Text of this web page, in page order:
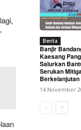
Berita
Banjir
Kaesang
Salurkan
Serukan
Berkelanjutan
14 November